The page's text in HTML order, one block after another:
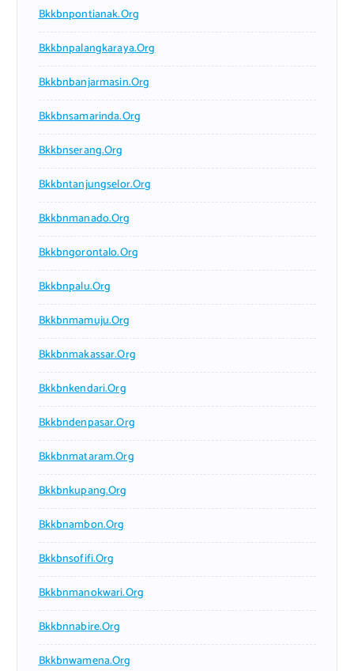
Bkkbnpontianak.org
Bkkbnpalangkaraya.org
Bkkbnbanjarmasin.org
Bkkbnsamarinda.org
Bkkbnserang.org
Bkkbntanjungselor.org
Bkkbnmanado.org
Bkkbngorontalo.org
Bkkbnpalu.org
Bkkbnmamuju.org
Bkkbnmakassar.org
Bkkbnkendari.org
Bkkbndenpasar.org
Bkkbnmataram.org
Bkkbnkupang.org
Bkkbnambon.org
Bkkbnsofifi.org
Bkkbnmanokwari.org
Bkkbnnabire.org
Bkkbnwamena.org